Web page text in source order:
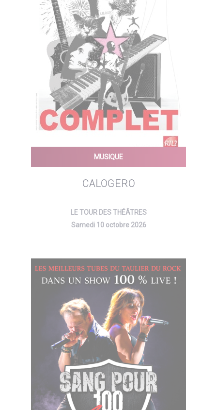
MUSIQUE
CALOGERO
LE TOUR DES THÉÂTRES
Samedi 10 octobre 2026